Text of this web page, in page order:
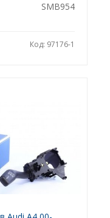
SMB954
Код: 97176-1